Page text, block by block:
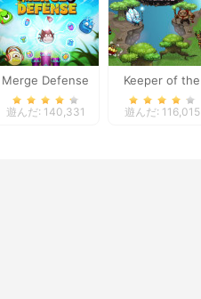
Merge Defense
遊んだ: 140,331
Keeper of the
Grove 2
遊んだ: 116,015